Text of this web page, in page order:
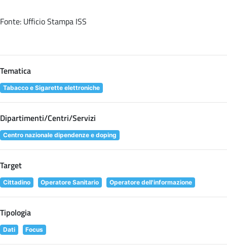
Fonte: Ufficio Stampa ISS
Tematica
Tabacco e Sigarette elettroniche
Dipartimenti/Centri/Servizi
Centro nazionale dipendenze e doping
Target
Cittadino Operatore Sanitario Operatore dell'informazione
Tipologia
Dati Focus